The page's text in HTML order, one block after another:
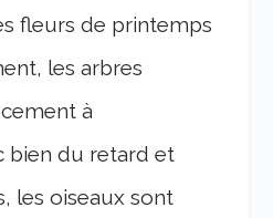
fleurs de printemps
les arbres
à
bien du retard et
les oiseaux sont